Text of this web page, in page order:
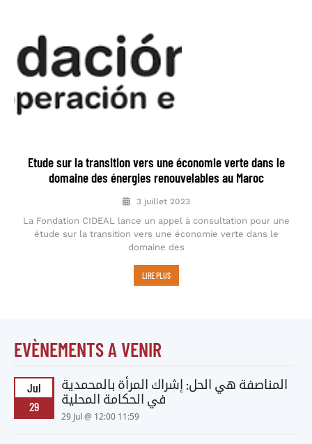
Etude sur la transition vers une économie verte dans le
domaine des énergies renouvelables au Maroc
3 juillet 2023
La Fondation CIDEAL lance un appel à consultation pour une
étude sur la transition vers une économie verte dans le
domaine des
LIRE PLUS
EVÈNEMENTS A VENIR
Jul
29
المناصفة هي الحل: إشراك المرأة بالمحمدية
في الحكامة المحلية
29 Jul @ 12:00 11:59